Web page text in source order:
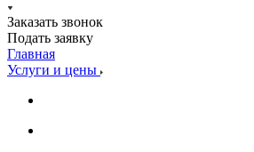
Заказать звонок
Подать заявку
Главная
Услуги и цены